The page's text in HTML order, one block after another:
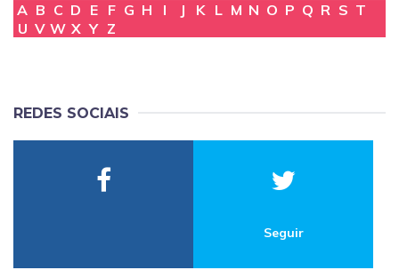
A B C D E F G H I J K L M N O P Q R S T
U V W X Y Z
REDES SOCIAIS
Seguir